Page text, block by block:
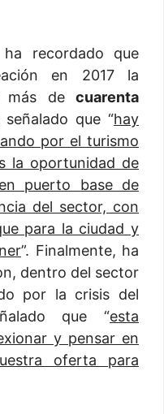
recordado que
en 2017 la
más de cuarenta
que “hay
por el turismo
la oportunidad de
puerto base de
del sector, con
para la ciudad y
”. Finalmente, ha
dentro del sector
por la crisis del
que “esta
y pensar en
oferta para